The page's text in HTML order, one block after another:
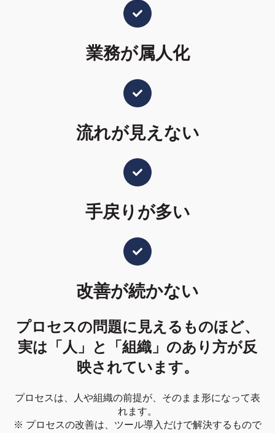
業務が属人化
流れが見えない
手戻りが多い
改善が続かない
プロセスの問題に見えるものほど、
実は「人」と「組織」のあり方が反
映されています。
プロセスは、人や組織の前提が、そのまま形になって表
れます。
※ プロセスの改善は、ツール導入だけで解決するもので